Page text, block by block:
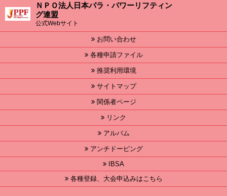
ＮＰＯ法人日本パラ・パワーリフティン
グ連盟
公式Webサイト
お問い合わせ
各種申請ファイル
推奨利用環境
サイトマップ
関係者ページ
リンク
アルバム
アンチドーピング
IBSA
各種登録、大会申込みはこちら